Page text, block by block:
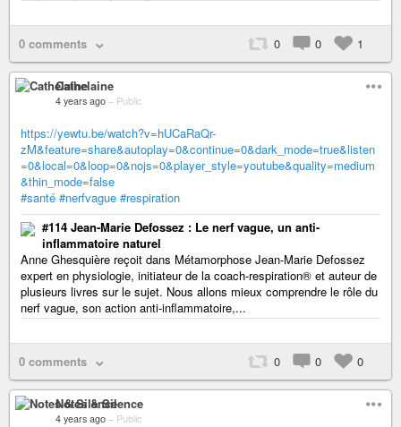
0 comments 0 0 1
Cathelaine
4 years ago – Public
https://yewtu.be/watch?v=hUCaRaQr-
zM&feature=share&autoplay=0&continue=0&dark_mode=true&listen
=0&local=0&loop=0&nojs=0&player_style=youtube&quality=medium
&thin_mode=false
#santé #nerfvague #respiration
#114 Jean-Marie Defossez : Le nerf vague, un anti-
inflammatoire naturel
Anne Ghesquière reçoit dans Métamorphose Jean-Marie Defossez
expert en physiologie, initiateur de la coach-respiration® et auteur de
plusieurs livres sur le sujet. Nous allons mieux comprendre le rôle du
nerf vague, son action anti-inflammatoire,...
0 comments 0 0 0
Notes & Silence
4 years ago – Public